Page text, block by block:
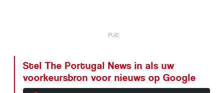
Stel The Portugal News in als uw
voorkeursbron voor nieuws op Google